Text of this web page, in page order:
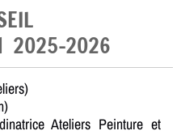
2025-2026
Ateliers Peinture et